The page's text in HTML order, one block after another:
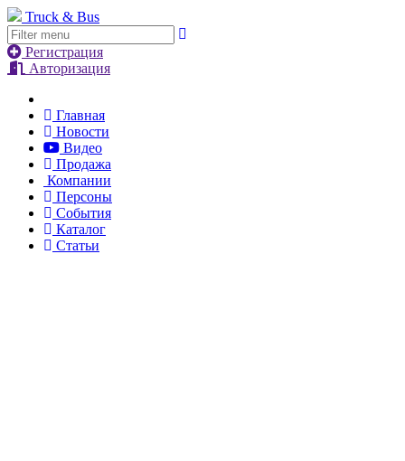
Truck & Bus
Регистрация
Авторизация
Главная
Новости
Видео
Продажа
Компании
Персоны
События
Каталог
Статьи